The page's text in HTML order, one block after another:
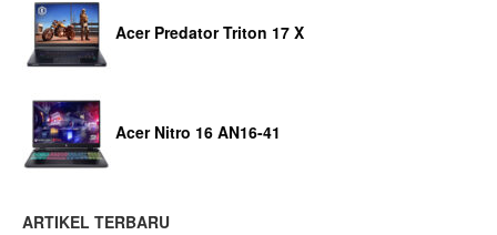
Acer Predator Triton 17 X
Acer Nitro 16 AN16-41
ARTIKEL TERBARU